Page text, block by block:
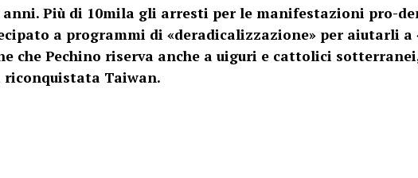
anni. Più di 10mila gli arresti per le manifestazioni pro-
a programmi di «deradicalizzazione» per aiutarli
che Pechino riserva anche a uiguri e cattolici
Taiwan.